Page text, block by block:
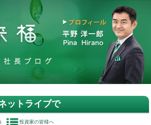
ットライブで
投資家の皆様へ